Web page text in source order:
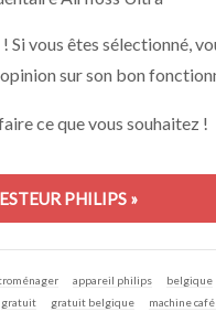
vous êtes sélectionné,
sur son bon
ce que vous souhaitez !
PHILIPS »
appareil philips belgique
gratuit gratuit belgique machine